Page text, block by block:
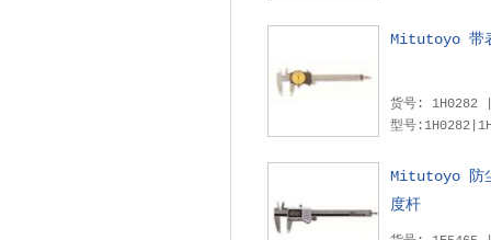
Mitutoyo 带
型号
Mitutoyo 防
度杆